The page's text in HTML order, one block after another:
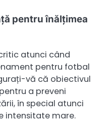
pentru înălțimea
atunci când
pentru fotbal
vă că obiectivul
a preveni
în special atunci
intensitate mare.